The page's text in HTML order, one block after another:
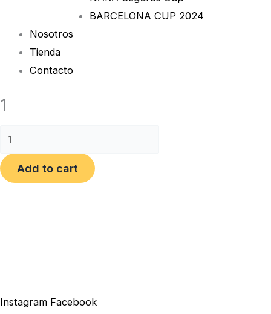
BARCELONA CUP 2024
Nosotros
Tienda
Contacto
1
Add to cart
Instagram Facebook